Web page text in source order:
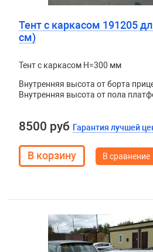
Тент с каркасом 191205
см)
Тент с каркасом H=300 мм
Внутренняя высота от борта
Внутренняя высота от пола
8500 руб Гарантия лучшей
В сравнение